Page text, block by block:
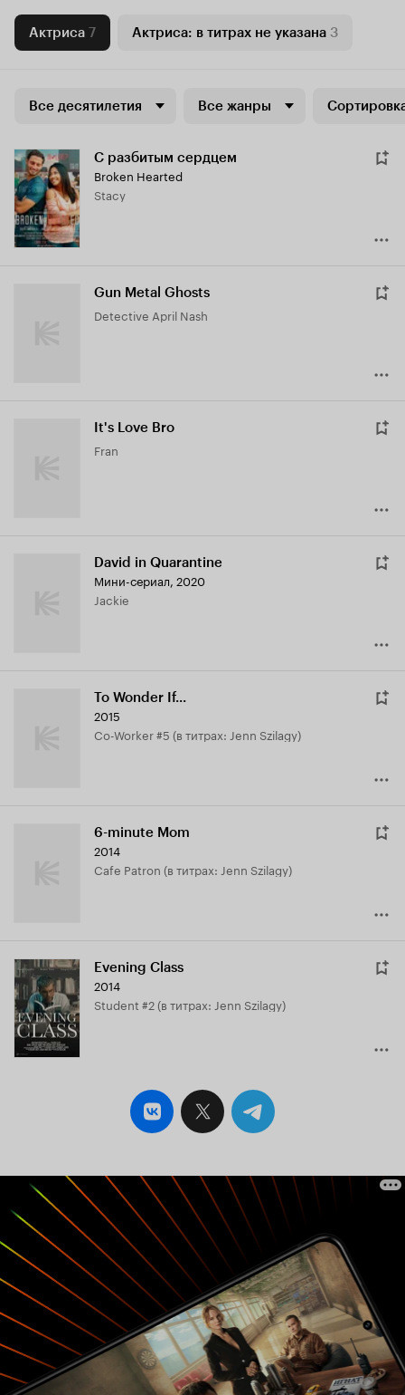
Актриса 7 Актриса: в титрах не указана 3
Все десятилетия Все жанры
С разбитым сердцем
Broken Hearted
Stacy
Gun Metal Ghosts
Detective April Nash
It's Love Bro
Fran
David in Quarantine
Мини-сериал, 2020
Jackie
To Wonder If...
2015
Co-Worker #5 (в титрах: Jenn Szilagy)
6-minute Mom
2014
Cafe Patron (в титрах: Jenn Szilagy)
Evening Class
2014
Student #2 (в титрах: Jenn Szilagy)